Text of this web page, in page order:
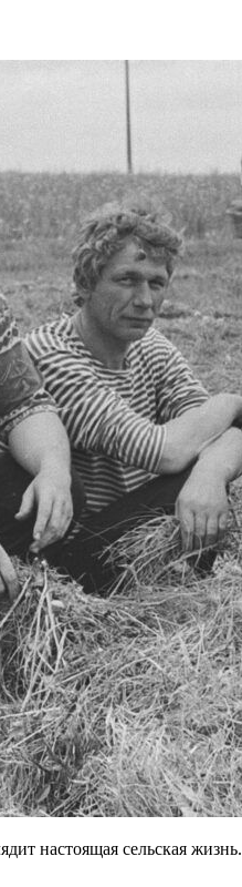
настоящая сельская жизнь.